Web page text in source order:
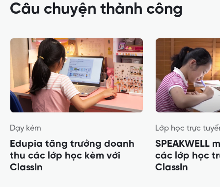
Câu chuyện thành công
Dạy kèm
Edupia tăng trưởng doanh
thu các lớp học kèm với
ClassIn
Lớp học trực
SPEAKWELL
các lớp học
ClassIn